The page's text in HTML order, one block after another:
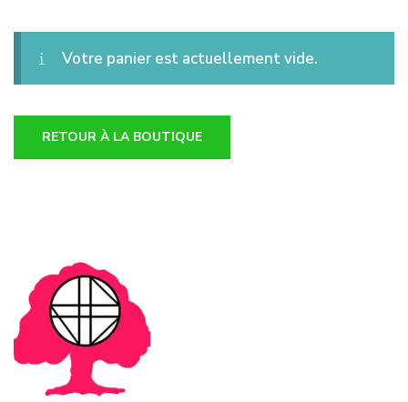
Votre panier est actuellement vide.
RETOUR À LA BOUTIQUE